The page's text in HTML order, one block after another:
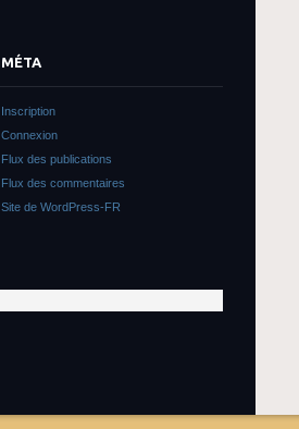
MÉTA
Inscription
Connexion
Flux des publications
Flux des commentaires
Site de WordPress-FR